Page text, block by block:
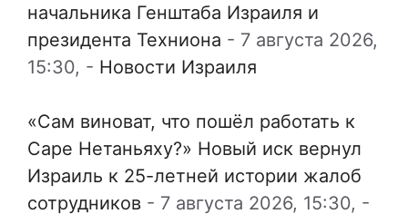
начальника Генштаба Израиля и
президента Техниона - 7 августа 2026,
15:30, - Новости Израиля
«Сам виноват, что пошёл работать к
Саре Нетаньяху?» Новый иск вернул
Израиль к 25-летней истории жалоб
сотрудников - 7 августа 2026, 15:30, -